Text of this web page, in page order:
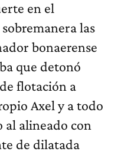
en el
las
bonaerense
que detonó
flotación a
Axel y a todo
al alineado con
de dilatada